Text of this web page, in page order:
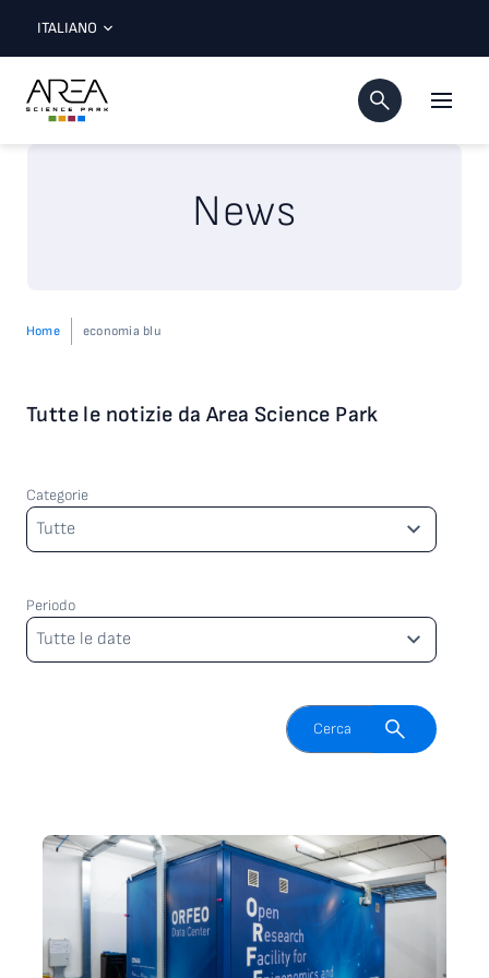
ITALIANO
News
Home economia blu
Tutte le notizie da Area Science Park
Categorie
Categorie
Tutte
Periodo
Periodo
Tutte le date
Attiva il campo di ricerca